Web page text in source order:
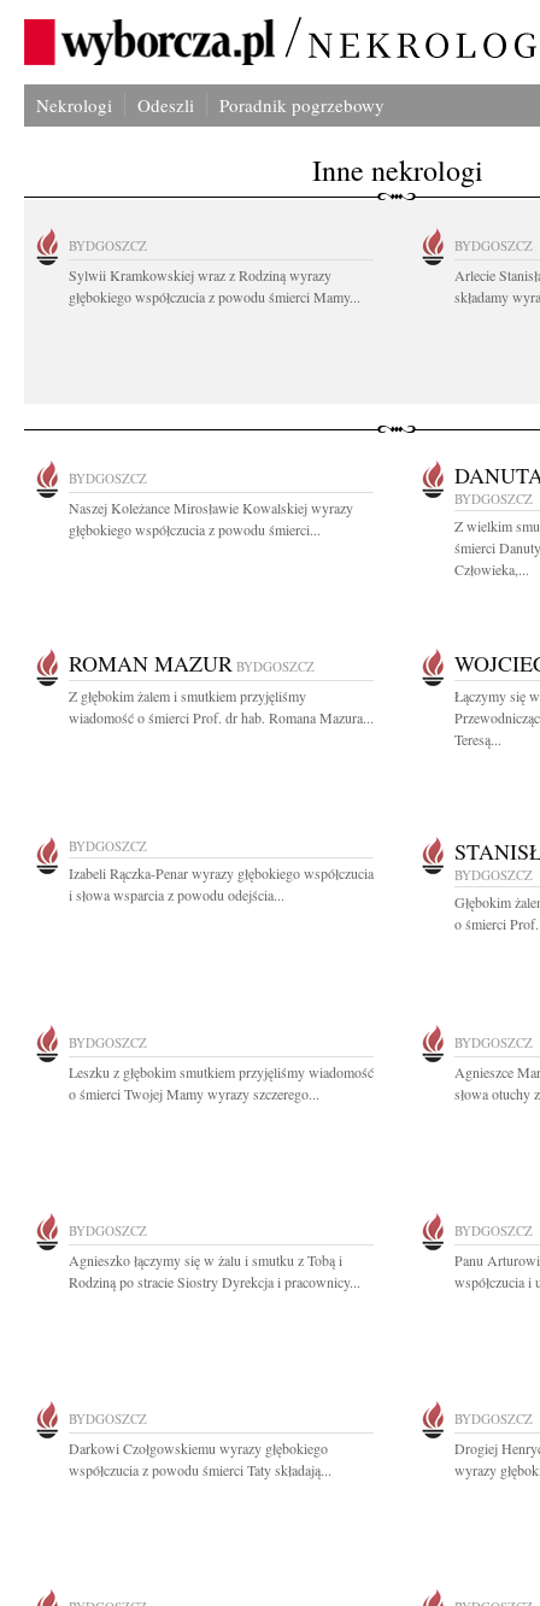
Nekrologi Odeszli Poradnik pogrzebowy
Inne nekrologi
BYDGOSZCZ
Sylwii Kramkowskiej wraz z Rodziną wyrazy
głębokiego współczucia z powodu śmierci Mamy...
BYDGOSZCZ
Arlecie
składamy
BYDGOSZCZ
Naszej Koleżance Mirosławie Kowalskiej wyrazy
głębokiego współczucia z powodu śmierci...
BYDGOSZCZ
Z wielkim
śmierci
Człowieka,...
ROMAN MAZUR BYDGOSZCZ
Z głębokim żalem i smutkiem przyjęliśmy
wiadomość o śmierci Prof. dr hab. Romana Mazura...
Łączymy się
Teresą...
BYDGOSZCZ
Izabeli Rączka-Penar wyrazy głębokiego współczucia
i słowa wsparcia z powodu odejścia...
BYDGOSZCZ
Głębokim
o śmierci
BYDGOSZCZ
Leszku z głębokim smutkiem przyjęliśmy wiadomość
o śmierci Twojej Mamy wyrazy szczerego...
BYDGOSZCZ
Agnieszce
słowa otuchy
BYDGOSZCZ
Agnieszko łączymy się w żalu i smutku z Tobą i
Rodziną po stracie Siostry Dyrekcja i pracownicy...
BYDGOSZCZ
Panu
współczucia i
BYDGOSZCZ
Darkowi Czołgowskiemu wyrazy głębokiego
współczucia z powodu śmierci Taty składają...
BYDGOSZCZ
Drogiej
wyrazy